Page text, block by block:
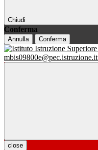
Chiudi
Conferma
Annulla Conferma
mbis09800e@pec.istruzione.it
close